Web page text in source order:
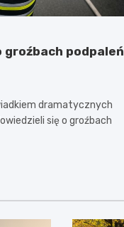
podpaleń
dramatycznych
się o groźbach